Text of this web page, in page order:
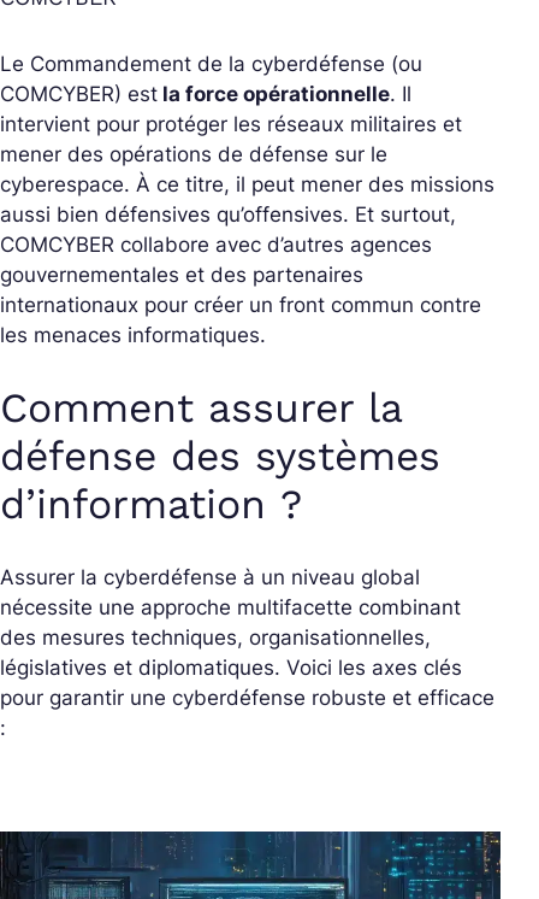
Le Commandement de la cyberdéfense (ou
COMCYBER) est la force opérationnelle. Il
intervient pour protéger les réseaux militaires et
mener des opérations de défense sur le
cyberespace. À ce titre, il peut mener des missions
aussi bien défensives qu’offensives. Et surtout,
COMCYBER collabore avec d’autres agences
gouvernementales et des partenaires
internationaux pour créer un front commun contre
les menaces informatiques.
Comment assurer la
défense des systèmes
d’information ?
Assurer la cyberdéfense à un niveau global
nécessite une approche multifacette combinant
des mesures techniques, organisationnelles,
législatives et diplomatiques. Voici les axes clés
pour garantir une cyberdéfense robuste et efficace
: